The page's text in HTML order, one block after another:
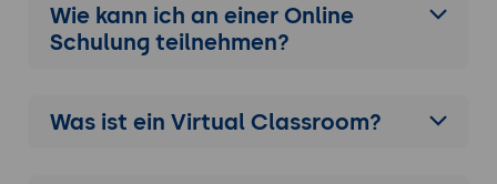
Wie kann ich an einer Online
Schulung teilnehmen?
Was ist ein Virtual Classroom?